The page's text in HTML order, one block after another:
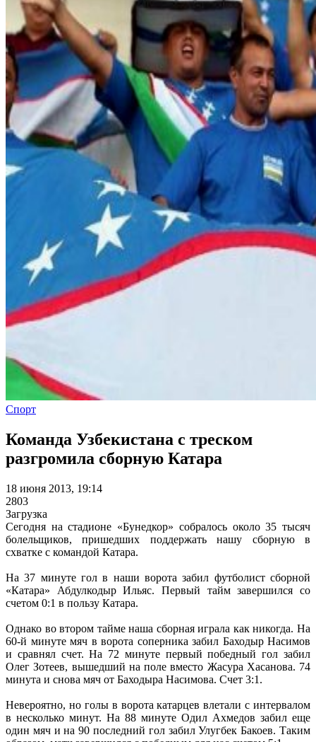
Спорт
Команда Узбекистана с треском
разгромила сборную Катара
18 июня 2013, 19:14
2803
Загрузка
Сегодня на стадионе «Бунедкор» собралось около 35 тысяч
болельщиков, пришедших поддержать нашу сборную в
схватке с командой Катара.
На 37 минуте гол в наши ворота забил футболист сборной
«Катара» Абдулкодыр Ильяс. Первый тайм завершился со
счетом 0:1 в пользу Катара.
Однако во втором тайме наша сборная играла как никогда. На
60-й минуте мяч в ворота соперника забил Баходыр Насимов
и сравнял счет. На 72 минуте первый победный гол забил
Олег Зотеев, вышедший на поле вместо Жасура Хасанова. 74
минута и снова мяч от Баходыра Насимова. Счет 3:1.
Невероятно, но голы в ворота катарцев влетали с интервалом
в несколько минут. На 88 минуте Одил Ахмедов забил еще
один мяч и на 90 последний гол забил Улугбек Бакоев. Таким